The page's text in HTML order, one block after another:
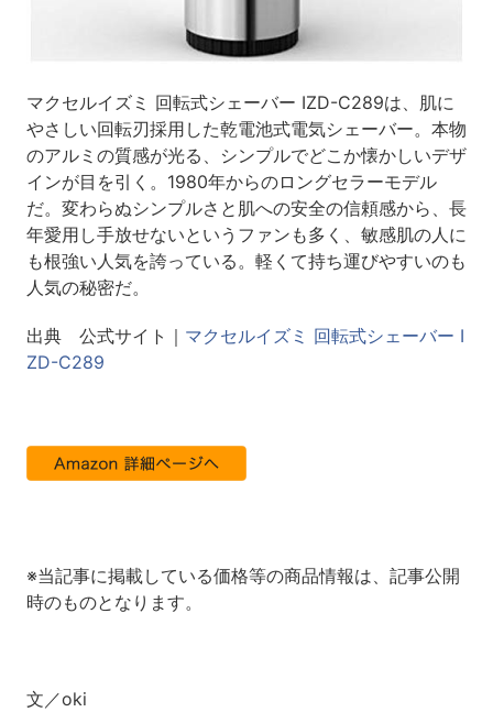
マクセルイズミ 回転式シェーバー IZD-C289は、肌に
やさしい回転刃採用した乾電池式電気シェーバー。本物
のアルミの質感が光る、シンプルでどこか懐かしいデザ
インが目を引く。1980年からのロングセラーモデル
だ。変わらぬシンプルさと肌への安全の信頼感から、長
年愛用し手放せないというファンも多く、敏感肌の人に
も根強い人気を誇っている。軽くて持ち運びやすいのも
人気の秘密だ。
出典 公式サイト｜ マクセルイズミ 回転式シェーバー I
ZD-C289
※当記事に掲載している価格等の商品情報は、記事公開
時のものとなります。
文／oki